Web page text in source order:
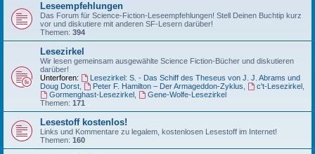
Leseempfehlungen
Das Forum für Science-Fiction-Leseempfehlungen! Stell Deinen Buchtip kurz
vor und diskutiere mit anderen SF-Lesern darüber!
Themen: 394
Lesezirkel
Wir lesen gemeinsam ausgewählte Science Fiction-Bücher und diskutieren
darüber!
Unterforen:
Lesezirkel: S. - Das Schiff des Theseus von J. J. Abrams und
Doug Dorst
Peter F. Hamilton – Der Armageddon-Zyklus c't-Lesezirkel,
Gormenghast-Lesezirkel,
Gene-Wolfe-Lesezirkel
Themen: 171
Lesestoff kostenlos!
Links und Kommentare zu legalem, kostenlosen Lesestoff im Internet!
Themen: 160